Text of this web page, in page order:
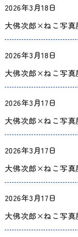
2026年3月18日
大佛次郎×ねこ写真
2026年3月18日
大佛次郎×ねこ写真
2026年3月17日
大佛次郎×ねこ写真
2026年3月17日
大佛次郎×ねこ写真
2026年3月17日
大佛次郎×ねこ写真